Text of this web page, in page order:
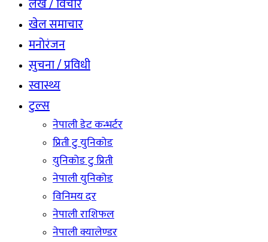
लेख / विचार
खेल समाचार
मनोरंजन
सुचना / प्रविधी
स्वास्थ्य
टुल्स
नेपाली डेट कन्भर्टर
प्रिती टु युनिकोड
युनिकोड टु प्रिती
नेपाली युनिकोड
विनिमय दर
नेपाली राशिफल
नेपाली क्यालेण्डर